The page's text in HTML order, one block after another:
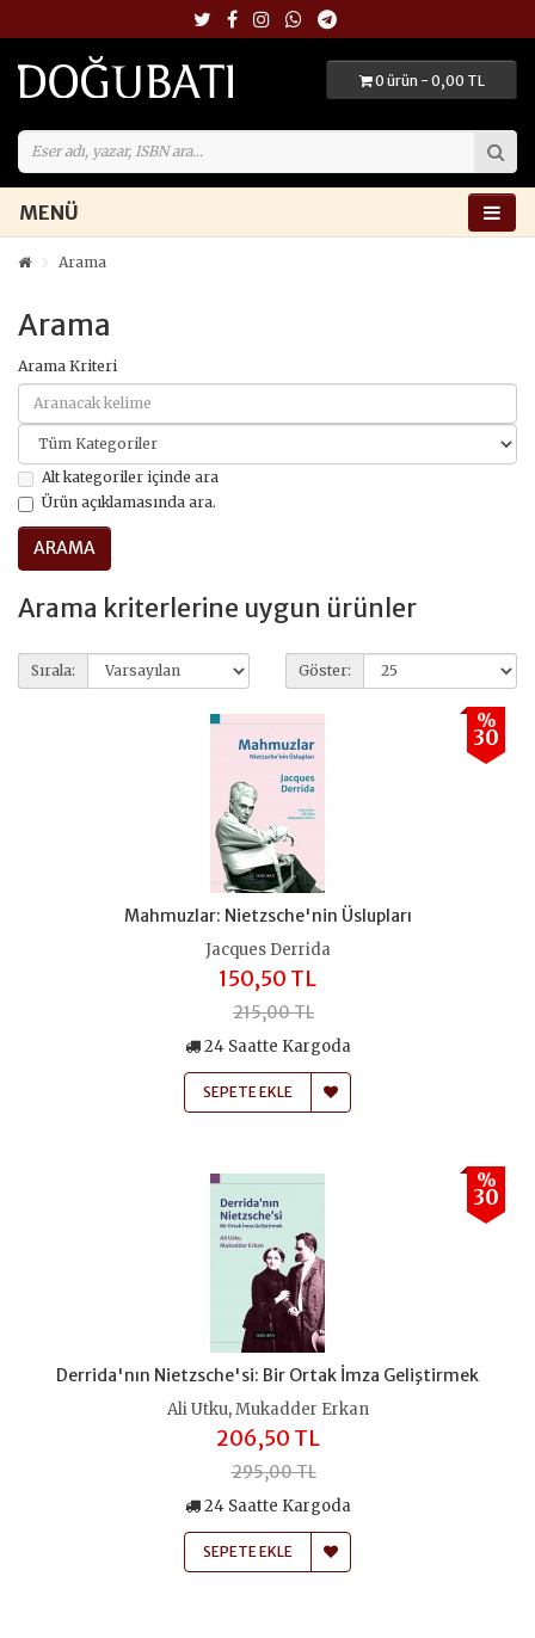
0 ürün - 0,00 TL
MENÜ
Arama
Arama
Arama Kriteri
Alt kategoriler içinde ara
Ürün açıklamasında ara.
Arama kriterlerine uygun ürünler
Sırala: Göster:
%
30
Mahmuzlar: Nietzsche'nin Üslupları
Jacques Derrida
150,50 TL
215,00 TL
24 Saatte Kargoda
SEPETE EKLE
%
30
Derrida'nın Nietzsche'si: Bir Ortak İmza Geliştirmek
Ali Utku,Mukadder Erkan
206,50 TL
295,00 TL
24 Saatte Kargoda
SEPETE EKLE